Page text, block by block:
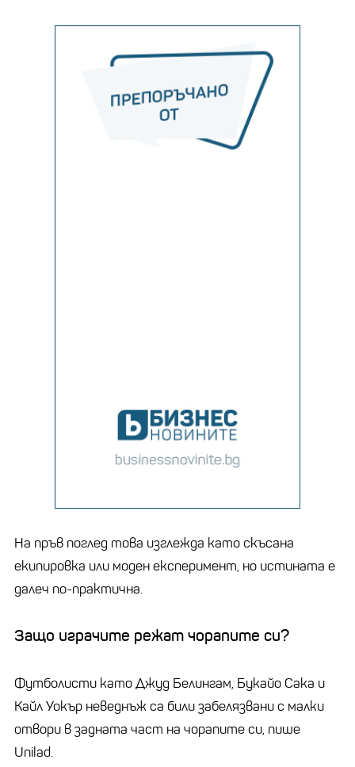
На пръв поглед това изглежда като скъсана
екипировка или моден експеримент, но истината е
далеч по-практична.
Защо играчите режат чорапите си?
Футболисти като Джуд Белингам, Букайо Сака и
Кайл Уокър неведнъж са били забелязвани с малки
отвори в задната част на чорапите си, пише
Unilad.